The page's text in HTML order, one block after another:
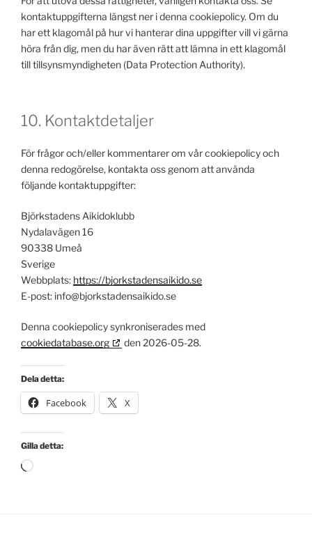
kontaktuppgifterna längst ner i denna cookiepolicy. Om du
har ett klagomål på hur vi hanterar dina uppgifter vill vi gärna
höra från dig, men du har även rätt att lämna in ett klagomål
till tillsynsmyndigheten (Data Protection Authority).
10. Kontaktdetaljer
För frågor och/eller kommentarer om vår cookiepolicy och
denna redogörelse, kontakta oss genom att använda
följande kontaktuppgifter:
Björkstadens Aikidoklubb
Nydalavägen 16
90338 Umeå
Sverige
Webbplats: https://bjorkstadensaikido.se
E-post: info@bjorkstadensaikido.se
Denna cookiepolicy synkroniserades med
cookiedatabase.org
den 2026-05-28.
Dela detta:
Facebook X
Gilla detta:
Laddar